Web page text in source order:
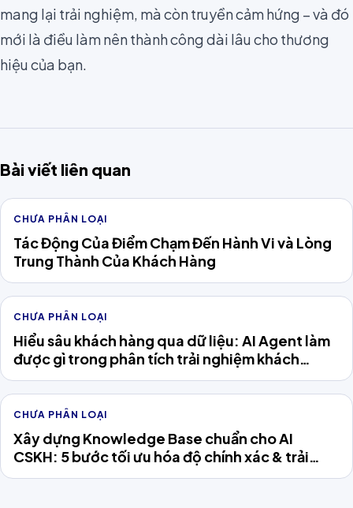
mang lại trải nghiệm, mà còn truyền cảm hứng – và đó
mới là điều làm nên thành công dài lâu cho thương
hiệu của bạn.
Bài viết liên quan
CHƯA PHÂN LOẠI
Tác Động Của Điểm Chạm Đến Hành Vi và Lòng
Trung Thành Của Khách Hàng
CHƯA PHÂN LOẠI
Hiểu sâu khách hàng qua dữ liệu: AI Agent làm
được gì trong phân tích trải nghiệm khách
hàng?
CHƯA PHÂN LOẠI
Xây dựng Knowledge Base chuẩn cho AI
CSKH: 5 bước tối ưu hóa độ chính xác & trải
nghiệm khách hàng